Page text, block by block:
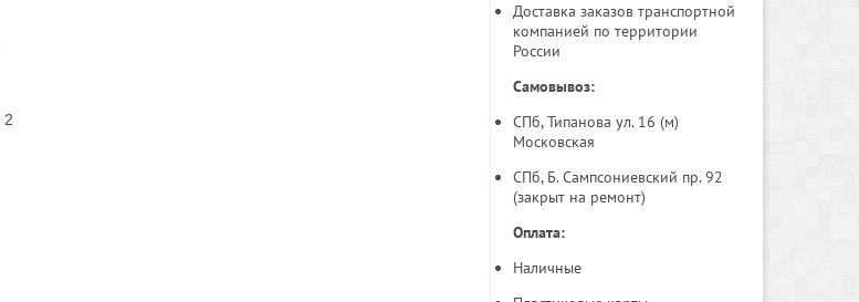
2
Доставка заказов транспортной
компанией по территории
России
Самовывоз:
СПб, Типанова ул. 16 (м)
Московская
СПб, Б. Сампсониевский пр. 92
(закрыт на ремонт)
Оплата:
Наличные